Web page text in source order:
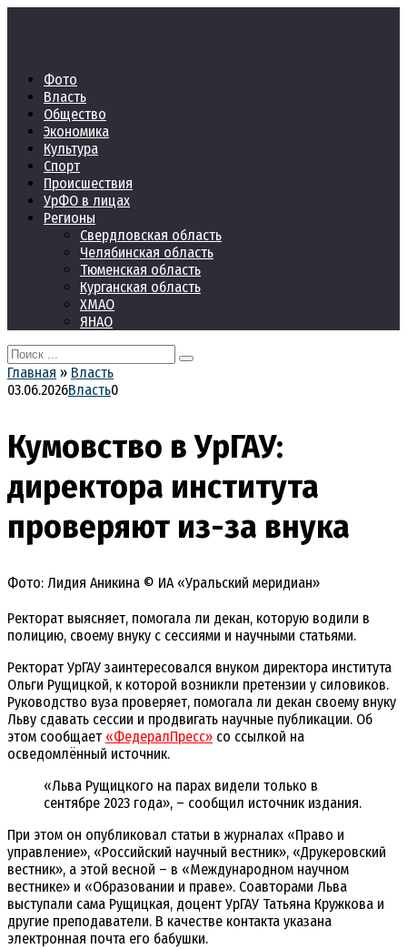
Фото
Власть
Общество
Экономика
Культура
Спорт
Происшествия
УрФО в лицах
Регионы
Свердловская область
Челябинская область
Тюменская область
Курганская область
ХМАО
ЯНАО
Search
for:
Главная » Власть
03.06.2026Власть0
Кумовство в УрГАУ:
директора института
проверяют из-за внука
Фото: Лидия Аникина © ИА «Уральский меридиан»
Ректорат выясняет, помогала ли декан, которую водили в
полицию, своему внуку с сессиями и научными статьями.
Ректорат УрГАУ заинтересовался внуком директора института
Ольги Рущицкой, к которой возникли претензии у силовиков.
Руководство вуза проверяет, помогала ли декан своему внуку
Льву сдавать сессии и продвигать научные публикации. Об
этом сообщает «ФедералПресс» со ссылкой на
осведомлённый источник.
«Льва Рущицкого на парах видели только в
сентябре 2023 года», – сообщил источник издания.
При этом он опубликовал статьи в журналах «Право и
управление», «Российский научный вестник», «Друкеровский
вестник», а этой весной – в «Международном научном
вестнике» и «Образовании и праве». Соавторами Льва
выступали сама Рущицкая, доцент УрГАУ Татьяна Кружкова и
другие преподаватели. В качестве контакта указана
электронная почта его бабушки.